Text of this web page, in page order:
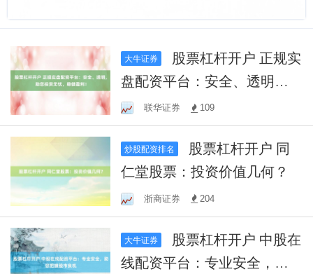
大牛证券
盘配资平台：安全、透明，
助您投资无忧，稳健盈利！
联华证券 109
炒股配资排名
仁堂股票：投资价值几何？
浙商证券 204
大牛证券
线配资平台：专业安全，助